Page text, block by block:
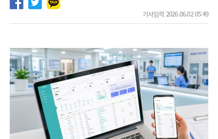
기사입력 2026.06.02 05:49